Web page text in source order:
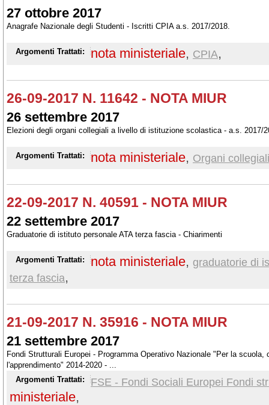
27 ottobre 2017
Anagrafe Nazionale degli Studenti - Iscritti CPIA a.s. 2017/2018.
Argomenti Trattati: nota ministeriale, CPIA,
26-09-2017 N. 11642 - NOTA MIUR
26 settembre 2017
Elezioni degli organi collegiali a livello di istituzione scolastica - a.s. 2017/
Argomenti Trattati: nota ministeriale, Organi collegiali
22-09-2017 N. 40591 - NOTA MIUR
22 settembre 2017
Graduatorie di istituto personale ATA terza fascia - Chiarimenti
Argomenti Trattati: nota ministeriale, graduatorie di
terza fascia,
21-09-2017 N. 35916 - NOTA MIUR
21 settembre 2017
Fondi Strutturali Europei - Programma Operativo Nazionale "Per la scuola,
l'apprendimento" 2014-2020 - ...
Argomenti Trattati:
FSE - Fondi Sociali Europei Fondi
ministeriale,